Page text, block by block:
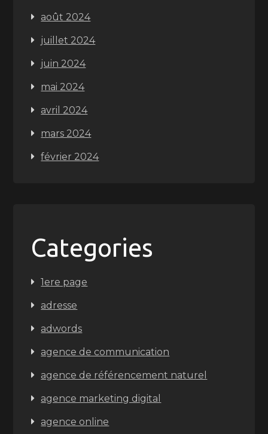
août 2024
juillet 2024
juin 2024
mai 2024
avril 2024
mars 2024
février 2024
Categories
1ere page
adresse
adwords
agence de communication
agence de référencement naturel
agence marketing digital
agence online